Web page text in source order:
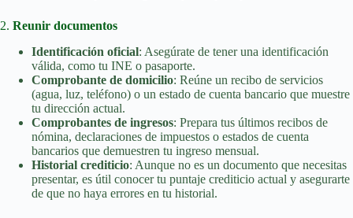
2. Reunir documentos
Identificación oficial: Asegúrate de tener una identificación
válida, como tu INE o pasaporte.
Comprobante de domicilio: Reúne un recibo de servicios
(agua, luz, teléfono) o un estado de cuenta bancario que muestre
tu dirección actual.
Comprobantes de ingresos: Prepara tus últimos recibos de
nómina, declaraciones de impuestos o estados de cuenta
bancarios que demuestren tu ingreso mensual.
Historial crediticio: Aunque no es un documento que necesitas
presentar, es útil conocer tu puntaje crediticio actual y asegurarte
de que no haya errores en tu historial.